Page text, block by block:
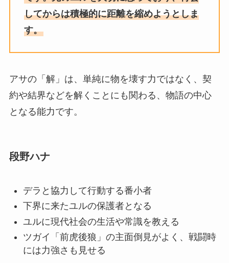
してからは積極的に距離を縮めようとしま
す。
アサの「解」は、単純に物を壊す力ではなく、契
約や結界などを解くことにも関わる、物語の中心
となる能力です。
段野ハナ
デラと協力して行動する番小者
下界に来たユルの保護者となる
ユルに現代社会の生活や常識を教える
ツガイ「前虎後狼」の主面倒見がよく、戦闘時
には力強さも見せる